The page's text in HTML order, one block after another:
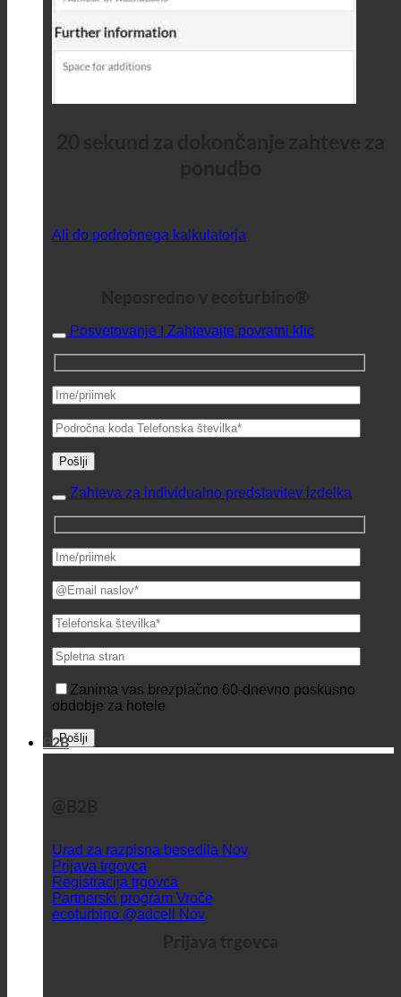
Ali do podrobnega kalkulatorja
Posvetovanje | Zahtevajte povratni klic
Zahteva za individualno predstavitev izdelka
Zanima vas brezplačno 60-dnevno poskusno
obdobje za hotele
B2B
Urad za razpisna besedila
Prijava trgovca
Registracija trgovca
Partnerski program
ecoturbino @adcell